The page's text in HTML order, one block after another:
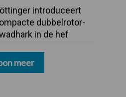
introduceert
dubbelrotor-
in de hef
meer